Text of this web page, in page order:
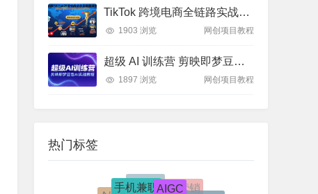
TikTok 跨境电商全链路实战：从亏损到 2000 万 GMV 的方法论
1903 浏览 网创项目教程
超级 AI 训练营 剪映即梦豆包实战教程 爆款制作指南
1897 浏览 网创项目教程
热门标签
AIGC
手机兼职
自媒体